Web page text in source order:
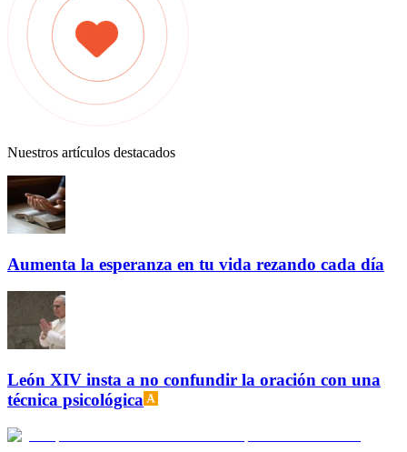
Nuestros artículos destacados
Aumenta la esperanza en tu vida rezando cada día
León XIV insta a no confundir la oración con una
técnica psicológica